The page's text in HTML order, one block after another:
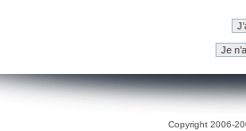
Copyright 2006-